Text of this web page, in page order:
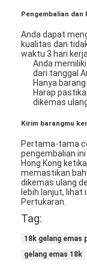
Pengembalian dan
Anda dapat
kualitas dan
waktu 3 hari
Anda
dari tanggal
Hanya
Harap
dikemas
Kirim barangmu
Pertama-tama
pengembalian
Hong Kong
memastikan
dikemas ulang
lebih lanjut, lihat
Pertukaran.
Tag:
18k gelang emas
gelang emas 18k